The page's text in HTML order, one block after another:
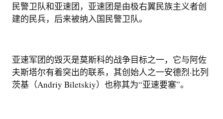
民警卫队和亚速团，亚速团是由极右翼民族主义者创
建的民兵，后来被纳入国民警卫队。
亚速军团的毁灭是莫斯科的战争目标之一，它与阿佐
夫斯塔尔有着突出的联系，其创始人之一安德烈·比列
茨基（Andriy Biletskiy）也称其为“亚速要塞”。